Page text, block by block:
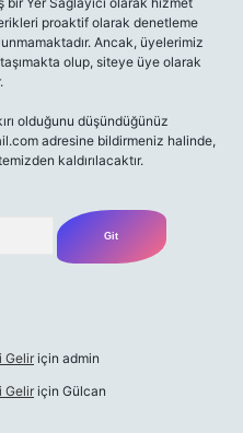
proaktif olarak denetleme
Ancak, üyelerimiz
olup, siteye üye olarak
olduğunu düşündüğünüz
adresine bildirmeniz halinde,
kaldırılacaktır.
Gelir için admin
Gelir için Gülcan